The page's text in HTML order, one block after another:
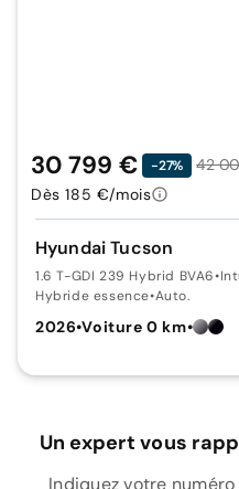
Hyundai Tucson
1.6 T-GDI 239 Hybrid BVA6•
Hybride essence•Auto.
2026•Voiture 0 km•
30 799 € -27%
42
Dès 185 €/mois
Un expert vous
Indiquez votre